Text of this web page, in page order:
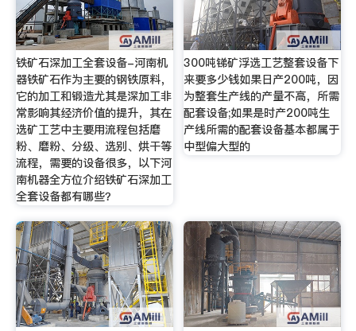
铁矿石深加工全套设备-河南机
器铁矿石作为主要的钢铁原料，
它的加工和锻造尤其是深加工非
常影响其经济价值的提升，其在
选矿工艺中主要用流程包括磨
粉、磨粉、分级、选别、烘干等
流程，需要的设备很多，以下河
南机器全方位介绍铁矿石深加工
全套设备都有哪些？
300吨锑矿浮选工艺整套设备下
来要多少钱如果日产200吨，因
为整套生产线的产量不高，所需
配套设备;如果是时产200吨生
产线所需的配套设备基本都属于
中型偏大型的